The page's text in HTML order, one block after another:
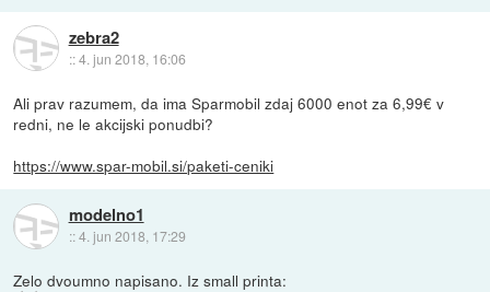
zebra2
::4. jun 2018, 16:06
Ali prav razumem, da ima Sparmobil zdaj 6000 enot za 6,99€ v
redni, ne le akcijski ponudbi?
https://www.spar-mobil.si/paketi-ceniki
modelno1
::4. jun 2018, 17:29
Zelo dvoumno napisano. Iz small printa: